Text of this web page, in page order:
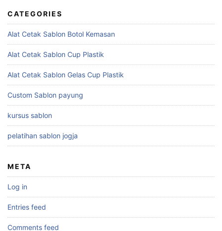
CATEGORIES
Alat Cetak Sablon Botol Kemasan
Alat Cetak Sablon Cup Plastik
Alat Cetak Sablon Gelas Cup Plastik
Custom Sablon payung
kursus sablon
pelatihan sablon jogja
META
Log in
Entries feed
Comments feed